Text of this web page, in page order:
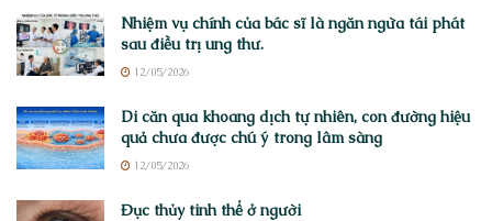
Nhiệm vụ chính của bác sĩ là ngăn ngừa tái phát
sau điều trị ung thư.
12/05/2026
Di căn qua khoang dịch tự nhiên, con đường hiệu
quả chưa được chú ý trong lâm sàng
12/05/2026
Đục thủy tinh thể ở người